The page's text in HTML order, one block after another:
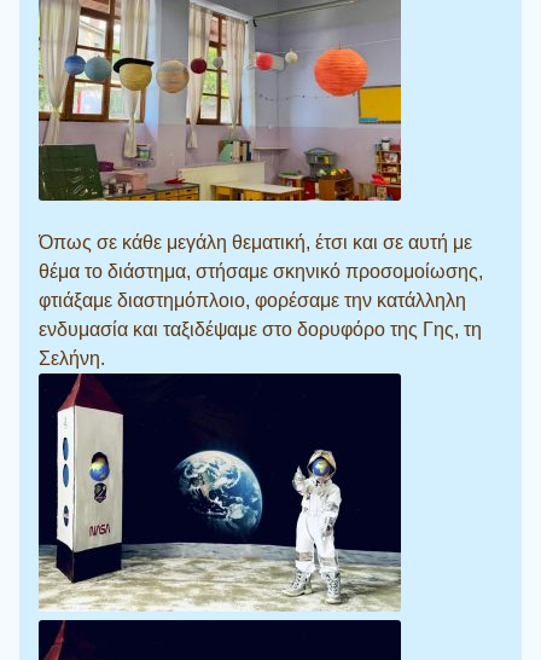
Όπως σε κάθε μεγάλη θεματική, έτσι και σε αυτή με
θέμα το διάστημα, στήσαμε σκηνικό προσομοίωσης,
φτιάξαμε διαστημόπλοιο, φορέσαμε την κατάλληλη
ενδυμασία και ταξιδέψαμε στο δορυφόρο της Γης, τη
Σελήνη.